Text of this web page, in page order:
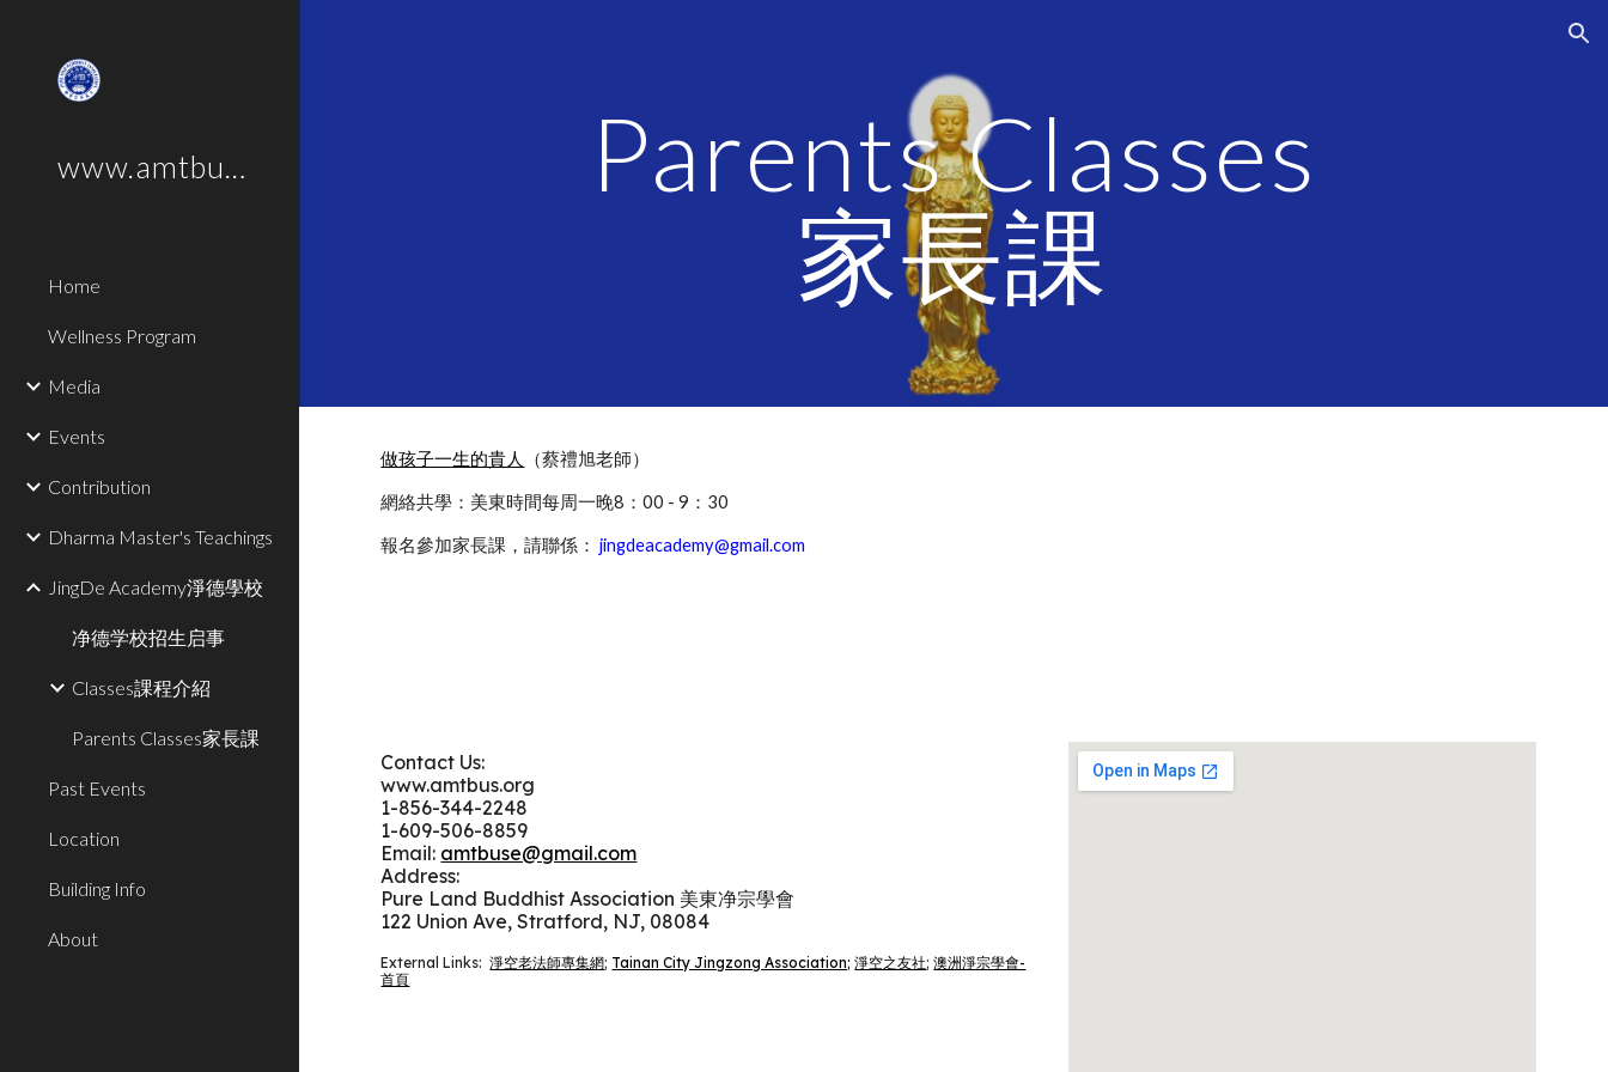
www.amtbus.com
Home
Wellness Program
Media
Events
Contribution
Dharma Master's Teachings
JingDe Academy淨德學校
净德学校招生启事
Classes課程介紹
Parents Classes家長課
Past Events
Location
Building Info
About
Parents Classes
家長課
做孩子一生的貴人 （蔡禮旭老師）
網絡共學：美東時間每周一晚8：00 - 9：30
報名參加家長課 ，請聯係： jingdeacademy@gmail.com
Contact Us:
www.amtbus.org
1-856-344-2248
1-609-506-8859
Email: amtbuse@gmail.com
Address:
Pure Land Buddhist Association 美東净宗學會
122 Union Ave, Stratford, NJ, 08084
External Links:淨空老法師專集網; Tainan City Jingzong Association; 淨空之友社;澳洲淨宗學會-
首頁